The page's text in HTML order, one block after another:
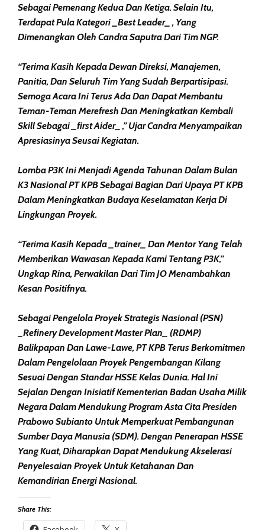
Sebagai Pemenang Kedua Dan Ketiga. Selain Itu,
Terdapat Pula Kategori _Best Leader_ , Yang
Dimenangkan Oleh Candra Saputra Dari Tim NGP.
“Terima Kasih Kepada Dewan Direksi, Manajemen,
Panitia, Dan Seluruh Tim Yang Sudah Berpartisipasi.
Semoga Acara Ini Terus Ada Dan Dapat Membantu
Teman-Teman Merefresh Dan Meningkatkan Kembali
Skill Sebagai _first Aider_ ,” Ujar Candra Menyampaikan
Apresiasinya Seusai Kegiatan.
Lomba P3K Ini Menjadi Agenda Tahunan Dalam Bulan
K3 Nasional PT KPB Sebagai Bagian Dari Upaya PT KPB
Dalam Meningkatkan Budaya Keselamatan Kerja Di
Lingkungan Proyek.
“Terima Kasih Kepada _trainer_ Dan Mentor Yang Telah
Memberikan Wawasan Kepada Kami Tentang P3K,”
Ungkap Rina, Perwakilan Dari Tim JO Menambahkan
Kesan Positifnya.
Sebagai Pengelola Proyek Strategis Nasional (PSN)
_Refinery Development Master Plan_ (RDMP)
Balikpapan Dan Lawe-Lawe, PT KPB Terus Berkomitmen
Dalam Pengelolaan Proyek Pengembangan Kilang
Sesuai Dengan Standar HSSE Kelas Dunia. Hal Ini
Sejalan Dengan Inisiatif Kementerian Badan Usaha Milik
Negara Dalam Mendukung Program Asta Cita Presiden
Prabowo Subianto Untuk Memperkuat Pembangunan
Sumber Daya Manusia (SDM). Dengan Penerapan HSSE
Yang Kuat, Diharapkan Dapat Mendukung Akselerasi
Penyelesaian Proyek Untuk Ketahanan Dan
Kemandirian Energi Nasional.
Share This: